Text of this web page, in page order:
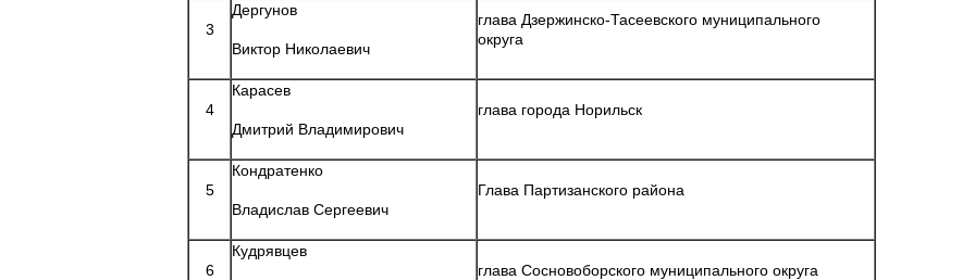
3
Дергунов
Виктор Николаевич
глава Дзержинско-Тасеевского муниципального
округа
4
Карасев
Дмитрий Владимирович
глава города Норильск
5
Кондратенко
Владислав Сергеевич
Глава Партизанского района
6
Кудрявцев
глава Сосновоборского муниципального округа